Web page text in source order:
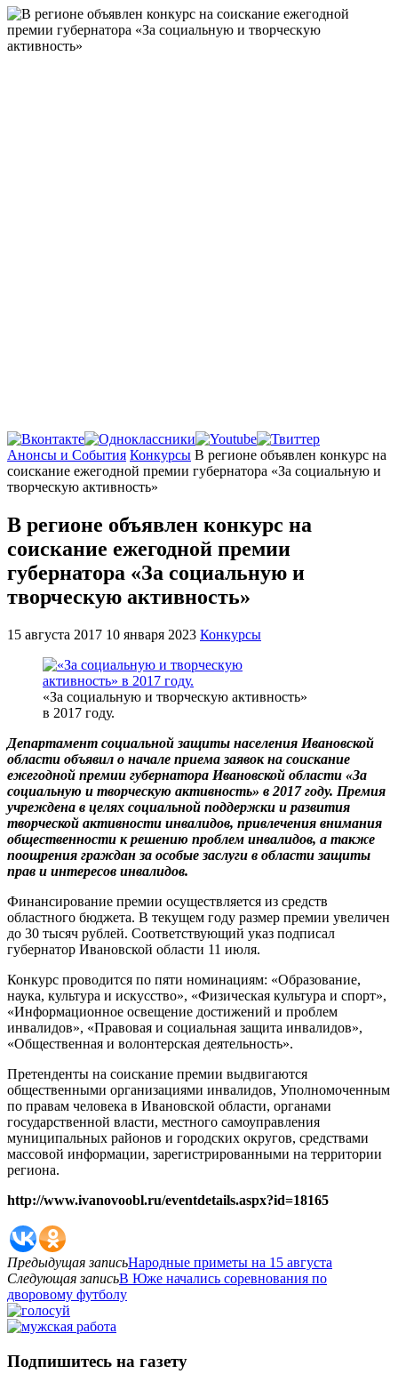
Главная
Анонсы и События Конкурсы В регионе объявлен конкурс на
соискание ежегодной премии губернатора «За социальную и
творческую активность»
В регионе объявлен конкурс на
соискание ежегодной премии
губернатора «За социальную и
творческую активность»
15 августа 2017 10 января 2023 Конкурсы
«За социальную и творческую активность»
в 2017 году.
Департамент социальной защиты населения Ивановской
области объявил о начале приема заявок на соискание
ежегодной премии губернатора Ивановской области «За
социальную и творческую активность» в 2017 году. Премия
учреждена в целях социальной поддержки и развития
творческой активности инвалидов, привлечения внимания
общественности к решению проблем инвалидов, а также
поощрения граждан за особые заслуги в области защиты
прав и интересов инвалидов.
Финансирование премии осуществляется из средств
областного бюджета. В текущем году размер премии увеличен
до 30 тысяч рублей. Соответствующий указ подписал
губернатор Ивановской области 11 июля.
Конкурс проводится по пяти номинациям: «Образование,
наука, культура и искусство», «Физическая культура и спорт»,
«Информационное освещение достижений и проблем
инвалидов», «Правовая и социальная защита инвалидов»,
«Общественная и волонтерская деятельность».
Претенденты на соискание премии выдвигаются
общественными организациями инвалидов, Уполномоченным
по правам человека в Ивановской области, органами
государственной власти, местного самоуправления
муниципальных районов и городских округов, средствами
массовой информации, зарегистрированными на территории
региона.
http://www.ivanovoobl.ru/eventdetails.aspx?id=18165
Предыдущая записьНародные приметы на 15 августа
Следующая записьВ Юже начались соревнования по
дворовому футболу
Подпишитесь на газету